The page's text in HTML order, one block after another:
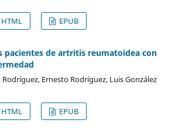
HTML EPUB
pacientes de artritis reumatoidea con
Ernesto Rodríguez, Luis González
HTML EPUB